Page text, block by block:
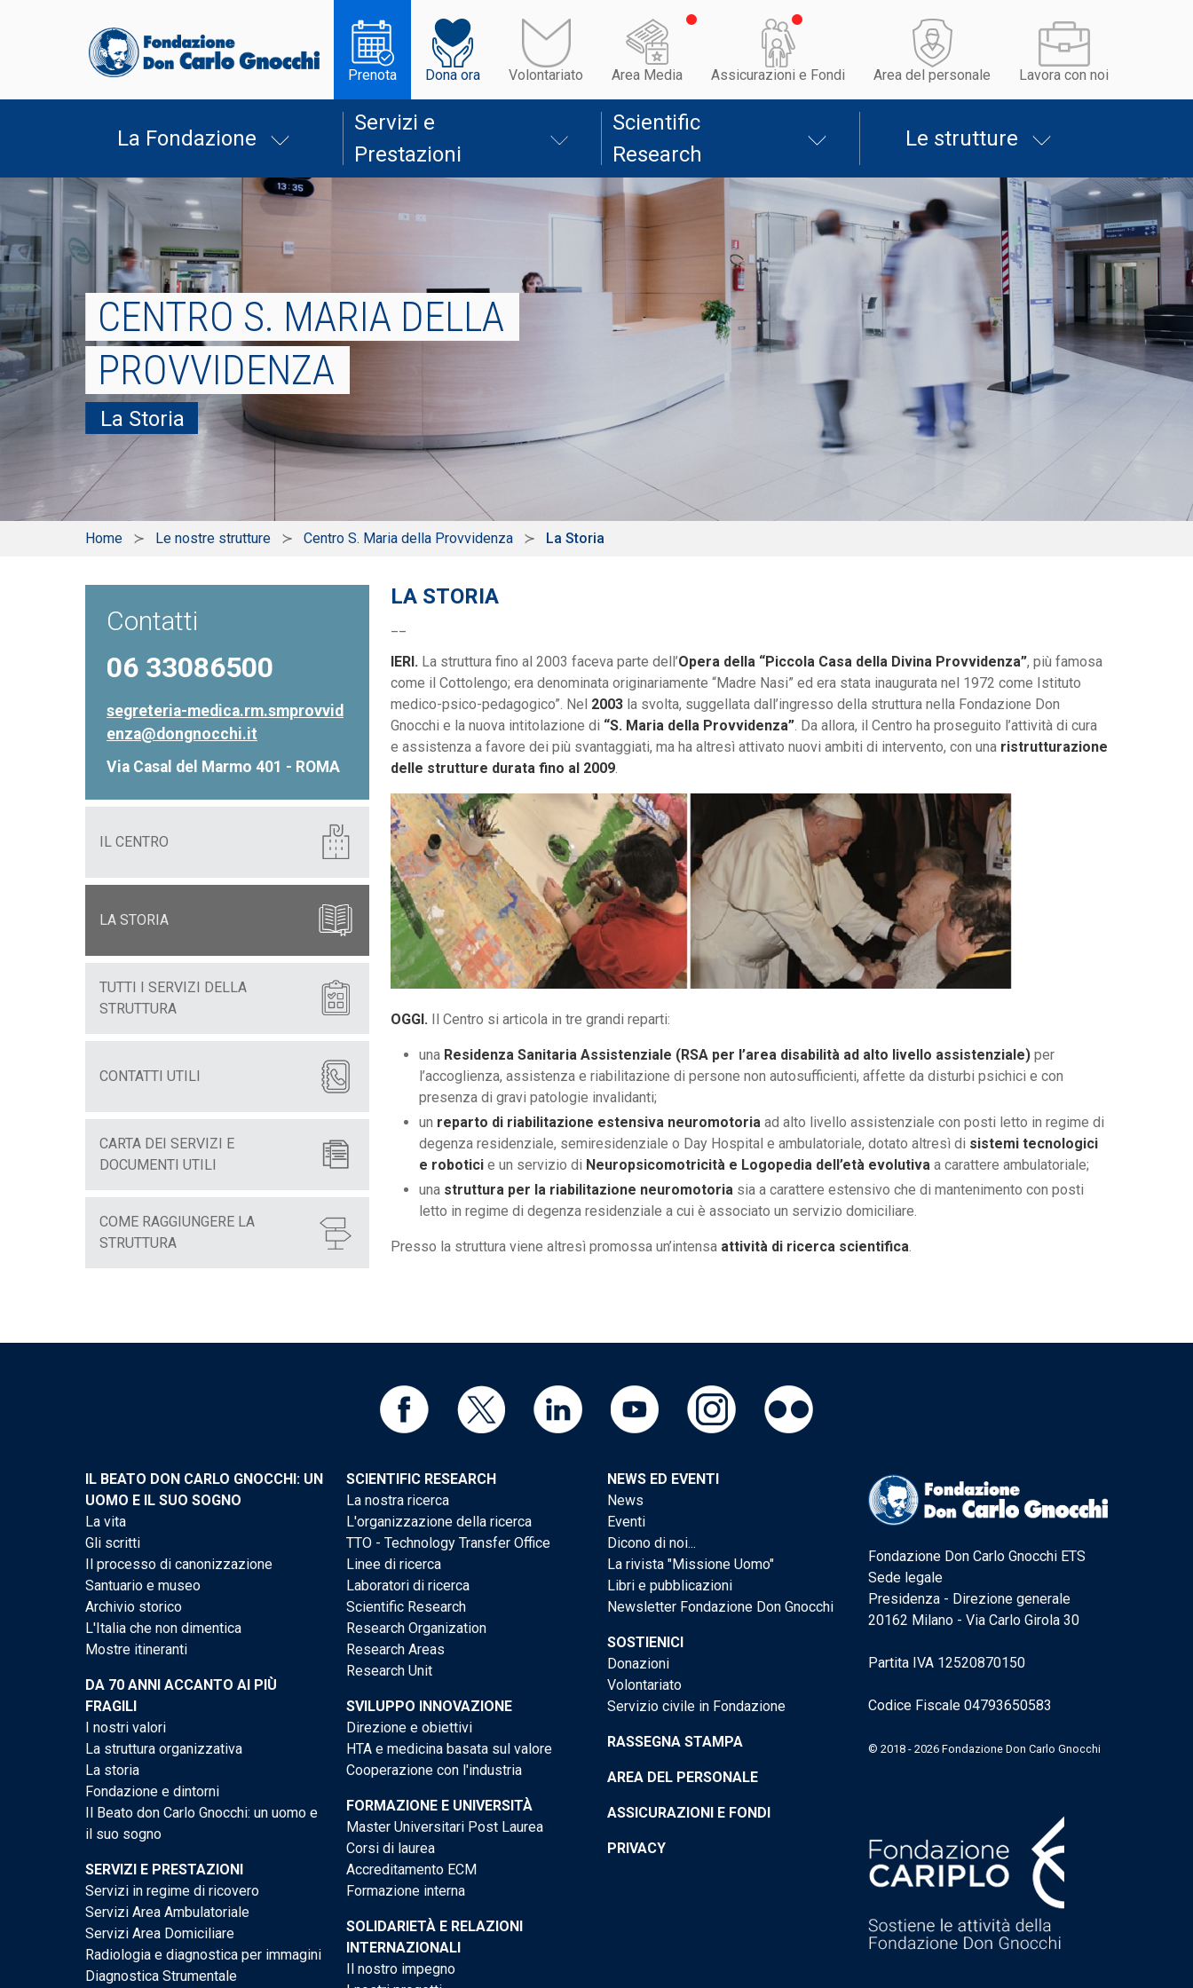
Prenota Dona ora Volontariato Area Media Assicurazioni e Fondi Area del personale Lavora con noi
La Fondazione
Servizi e
Prestazioni
Scientific
Research
Le strutture
CENTRO S. MARIA DELLA
PROVVIDENZA
La Storia
Home Le nostre strutture Centro S. Maria della Provvidenza La Storia
Contatti
06 33086500
segreteria-medica.rm.smprovvid
enza@dongnocchi.it
Via Casal del Marmo 401 - ROMA
IL CENTRO
LA STORIA
TUTTI I SERVIZI DELLA
STRUTTURA
CONTATTI UTILI
CARTA DEI SERVIZI E
DOCUMENTI UTILI
COME RAGGIUNGERE LA
STRUTTURA
LA STORIA
IERI. La struttura fino al 2003 faceva parte dell’Opera della “Piccola Casa della Divina Provvidenza”, più famosa
come il Cottolengo; era denominata originariamente “Madre Nasi” ed era stata inaugurata nel 1972 come Istituto
medico-psico-pedagogico”. Nel 2003 la svolta, suggellata dall’ingresso della struttura nella Fondazione Don
Gnocchi e la nuova intitolazione di “S. Maria della Provvidenza”. Da allora, il Centro ha proseguito l’attività di cura
e assistenza a favore dei più svantaggiati, ma ha altresì attivato nuovi ambiti di intervento, con una ristrutturazione
delle strutture durata fino al 2009.
OGGI. Il Centro si articola in tre grandi reparti:
una Residenza Sanitaria Assistenziale (RSA per l’area disabilità ad alto livello assistenziale) per
l’accoglienza, assistenza e riabilitazione di persone non autosufficienti, affette da disturbi psichici e con
presenza di gravi patologie invalidanti;
un reparto di riabilitazione estensiva neuromotoria ad alto livello assistenziale con posti letto in regime di
degenza residenziale, semiresidenziale o Day Hospital e ambulatoriale, dotato altresì di sistemi tecnologici
e robotici e un servizio di Neuropsicomotricità e Logopedia dell’età evolutiva a carattere ambulatoriale;
una struttura per la riabilitazione neuromotoria sia a carattere estensivo che di mantenimento con posti
letto in regime di degenza residenziale a cui è associato un servizio domiciliare.
Presso la struttura viene altresì promossa un’intensa attività di ricerca scientifica.
IL BEATO DON CARLO GNOCCHI: UN
UOMO E IL SUO SOGNO
La vita
Gli scritti
Il processo di canonizzazione
Santuario e museo
Archivio storico
L'Italia che non dimentica
Mostre itineranti
DA 70 ANNI ACCANTO AI PIÙ
FRAGILI
I nostri valori
La struttura organizzativa
La storia
Fondazione e dintorni
Il Beato don Carlo Gnocchi: un uomo e
il suo sogno
SERVIZI E PRESTAZIONI
Servizi in regime di ricovero
Servizi Area Ambulatoriale
Servizi Area Domiciliare
Radiologia e diagnostica per immagini
Diagnostica Strumentale
SCIENTIFIC RESEARCH
La nostra ricerca
L'organizzazione della ricerca
TTO - Technology Transfer Office
Linee di ricerca
Laboratori di ricerca
Scientific Research
Research Organization
Research Areas
Research Unit
SVILUPPO INNOVAZIONE
Direzione e obiettivi
HTA e medicina basata sul valore
Cooperazione con l'industria
FORMAZIONE E UNIVERSITÀ
Master Universitari Post Laurea
Corsi di laurea
Accreditamento ECM
Formazione interna
SOLIDARIETÀ E RELAZIONI
INTERNAZIONALI
Il nostro impegno
NEWS ED EVENTI
News
Eventi
Dicono di noi...
La rivista "Missione Uomo"
Libri e pubblicazioni
Newsletter Fondazione Don Gnocchi
SOSTIENICI
Donazioni
Volontariato
Servizio civile in Fondazione
RASSEGNA STAMPA
AREA DEL PERSONALE
ASSICURAZIONI E FONDI
PRIVACY
Fondazione Don Carlo Gnocchi ETS
Sede legale
Presidenza - Direzione generale
20162 Milano - Via Carlo Girola 30
Partita IVA 12520870150
Codice Fiscale 04793650583
© 2018 - 2026 Fondazione Don Carlo Gnocchi